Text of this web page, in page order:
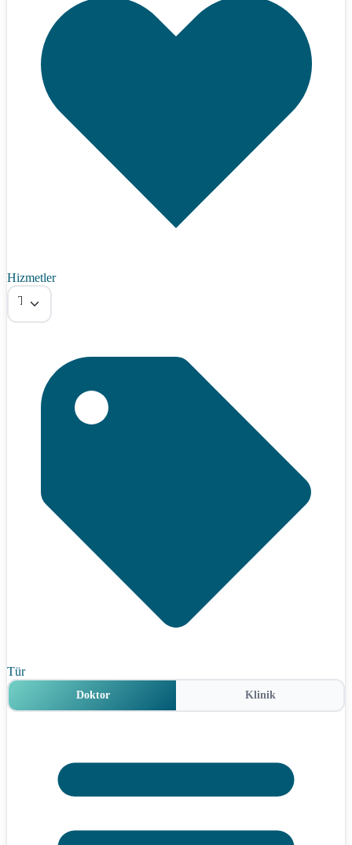
Hizmetler
Tümü
Tür
Doktor Klinik